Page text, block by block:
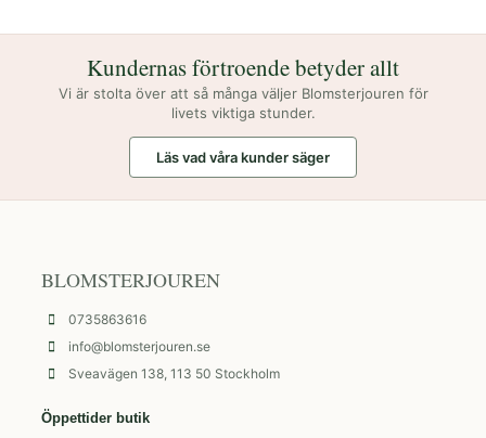
Kundernas förtroende betyder allt
Vi är stolta över att så många väljer Blomsterjouren för
livets viktiga stunder.
Läs vad våra kunder säger
BLOMSTERJOUREN
0735863616
info@blomsterjouren.se
Sveavägen 138, 113 50 Stockholm
Öppettider butik